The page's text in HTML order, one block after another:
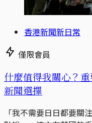
香港新聞新日常
僅限會員
什麼值得我關心？
新聞選擇
「我不需要日日都要關